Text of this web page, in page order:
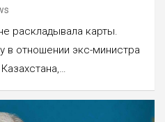
раскладывала карты.
в отношении экс-министра